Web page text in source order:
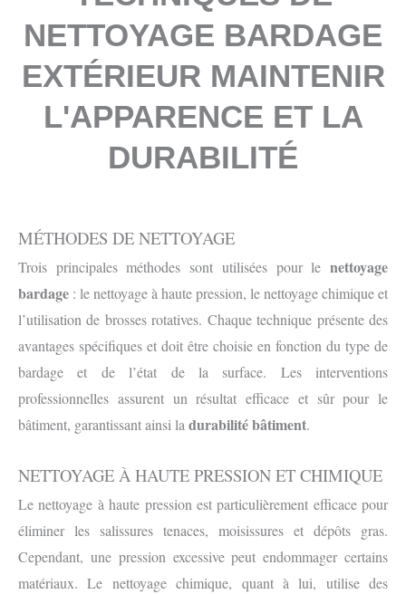
NETTOYAGE BARDAGE
EXTÉRIEUR MAINTENIR
L'APPARENCE ET LA
DURABILITÉ
MÉTHODES DE NETTOYAGE
Trois principales méthodes sont utilisées pour le nettoyage
bardage : le nettoyage à haute pression, le nettoyage chimique et
l’utilisation de brosses rotatives. Chaque technique présente des
avantages spécifiques et doit être choisie en fonction du type de
bardage et de l’état de la surface. Les interventions
professionnelles assurent un résultat efficace et sûr pour le
bâtiment, garantissant ainsi la durabilité bâtiment.
NETTOYAGE À HAUTE PRESSION ET CHIMIQUE
Le nettoyage à haute pression est particulièrement efficace pour
éliminer les salissures tenaces, moisissures et dépôts gras.
Cependant, une pression excessive peut endommager certains
matériaux. Le nettoyage chimique, quant à lui, utilise des